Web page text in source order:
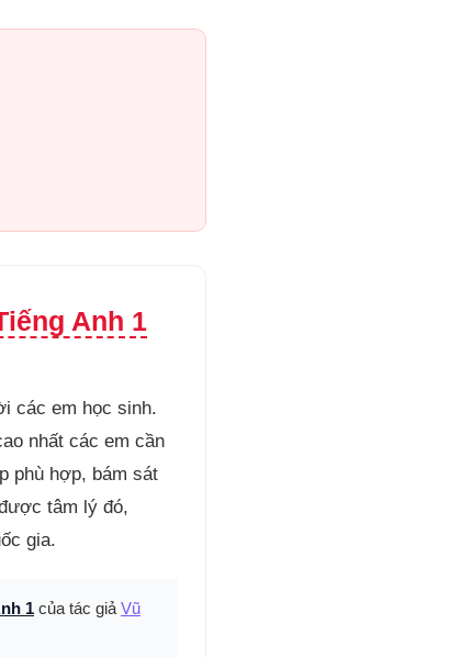
Anh 1
các em học sinh.
nhất các em cần
phù hợp, bám sát
tâm lý đó,
gia.
1 của tác giả Vũ